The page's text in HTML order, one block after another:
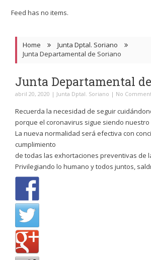
Feed has no items.
Home
Junta Dptal. Soriano
Junta Departamental de Soriano
Junta Departamental
abril 20, 2020 | Junta Dptal. Soriano | No
Recuerda la necesidad de seguir
porque el coronavirus sigue siendo nuestro
La nueva normalidad será efectiva con
cumplimiento
de todas las exhortaciones preventivas de
Privilegiando lo humano y todos juntos,